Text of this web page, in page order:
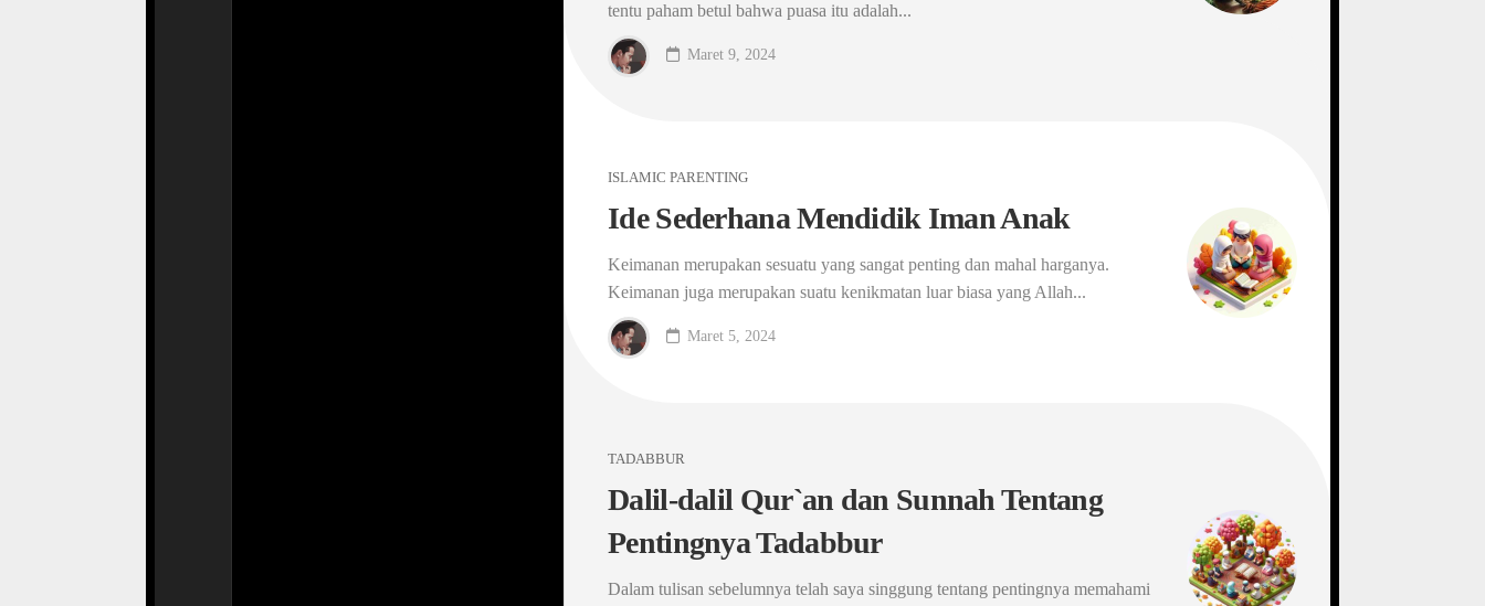
tentu paham betul bahwa puasa itu adalah...
Maret 9, 2024
ISLAMIC PARENTING
Ide Sederhana Mendidik Iman Anak
Keimanan merupakan sesuatu yang sangat penting dan mahal harganya.
Keimanan juga merupakan suatu kenikmatan luar biasa yang Allah...
Maret 5, 2024
TADABBUR
Dalil-dalil Qur`an dan Sunnah Tentang
Pentingnya Tadabbur
Dalam tulisan sebelumnya telah saya singgung tentang pentingnya memahami